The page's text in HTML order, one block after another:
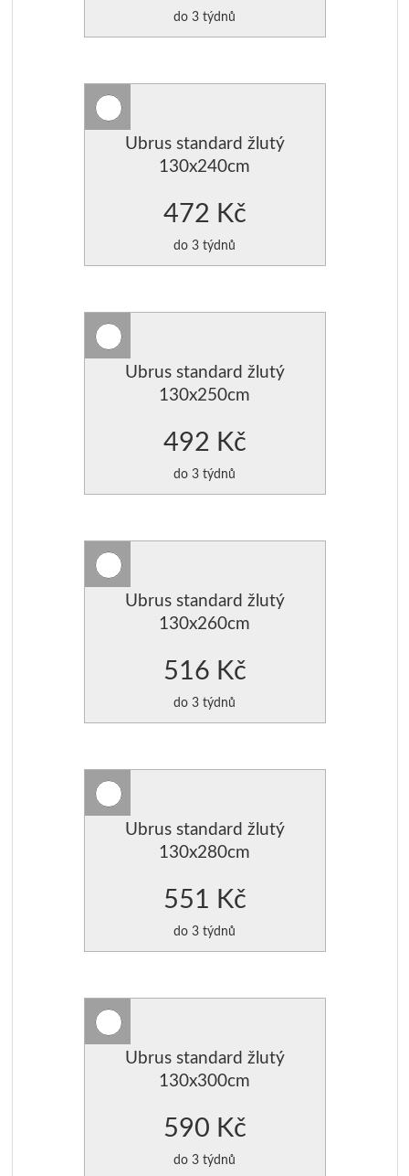
do 3 týdnů
Ubrus standard žlutý
130x240cm
472 Kč
do 3 týdnů
Ubrus standard žlutý
130x250cm
492 Kč
do 3 týdnů
Ubrus standard žlutý
130x260cm
516 Kč
do 3 týdnů
Ubrus standard žlutý
130x280cm
551 Kč
do 3 týdnů
Ubrus standard žlutý
130x300cm
590 Kč
do 3 týdnů